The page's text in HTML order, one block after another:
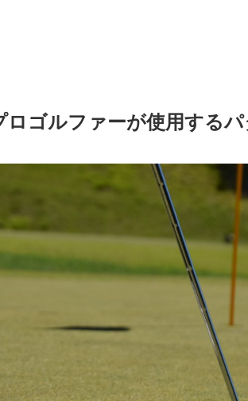
ロゴルファーが使用する